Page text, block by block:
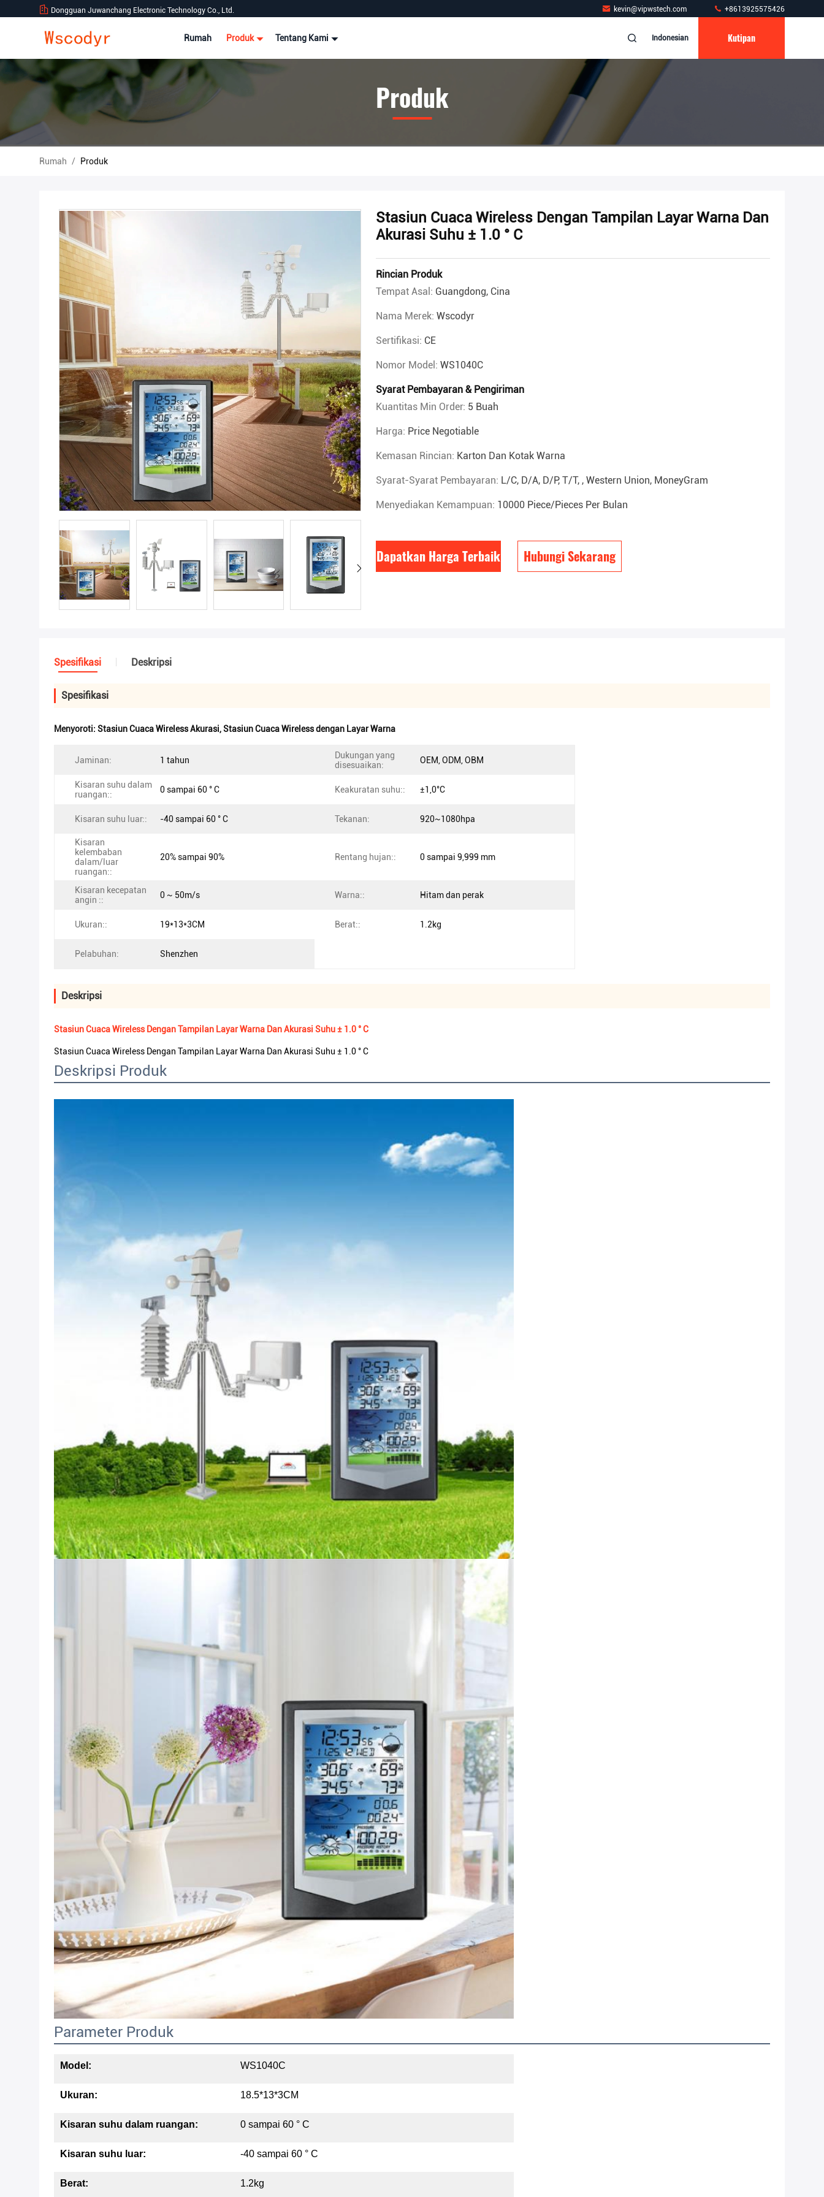
Dongguan Juwanchang Electronic Technology Co., Ltd. kevin@vipwstech.com +8613925575426
Rumah Produk Tentang Kami Indonesian Kutipan
Produk
Rumah / Produk
Stasiun Cuaca Wireless Dengan Tampilan Layar Warna Dan
Akurasi Suhu ± 1.0 ° C
Rincian Produk
Tempat Asal: Guangdong, Cina
Nama Merek: Wscodyr
Sertifikasi: CE
Nomor Model: WS1040C
Syarat Pembayaran & Pengiriman
Kuantitas Min Order: 5 Buah
Harga: Price Negotiable
Kemasan Rincian: Karton Dan Kotak Warna
Syarat-Syarat Pembayaran: L/C, D/A, D/P, T/T, , Western Union, MoneyGram
Menyediakan Kemampuan: 10000 Piece/Pieces Per Bulan
Dapatkan Harga Terbaik Hubungi Sekarang
Spesifikasi Deskripsi
Spesifikasi
Menyoroti: Stasiun Cuaca Wireless Akurasi,Stasiun Cuaca Wireless dengan Layar Warna
Jaminan: 1 tahun
Dukungan yang
disesuaikan:
OEM, ODM, OBM
Kisaran suhu dalam
ruangan::
0 sampai 60 ° C Keakuratan suhu:: ±1,0°C
Kisaran suhu luar:: -40 sampai 60 ° C Tekanan: 920~1080hpa
Kisaran
kelembaban
dalam/luar
ruangan::
20% sampai 90% Rentang hujan:: 0 sampai 9,999 mm
Kisaran kecepatan
angin ::
0 ~ 50m/s Warna:: Hitam dan perak
Ukuran:: 19*13*3CM Berat:: 1.2kg
Pelabuhan: Shenzhen
Deskripsi
Stasiun Cuaca Wireless Dengan Tampilan Layar Warna Dan Akurasi Suhu ± 1.0 ° C
Stasiun Cuaca Wireless Dengan Tampilan Layar Warna Dan Akurasi Suhu ± 1.0 ° C
Deskripsi Produk
Parameter Produk
Model: WS1040C
Ukuran: 18.5*13*3CM
Kisaran suhu dalam ruangan: 0 sampai 60 ° C
Kisaran suhu luar: -40 sampai 60 ° C
Berat: 1.2kg